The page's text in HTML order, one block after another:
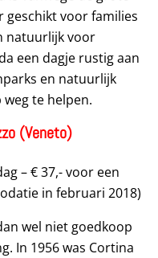
geschikt voor families
natuurlijk voor
een dagje rustig aan
en natuurlijk
te helpen.
(Veneto)
– € 37,- voor een
in februari 2018)
wel niet goedkoop
In 1956 was Cortina